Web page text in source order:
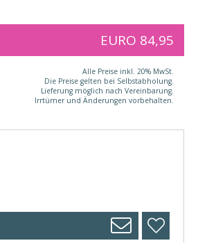
EURO 84,95
Alle Preise inkl. 20% MwSt.
Die Preise gelten bei Selbstabholung.
Lieferung möglich nach Vereinbarung.
Irrtümer und Änderungen vorbehalten.